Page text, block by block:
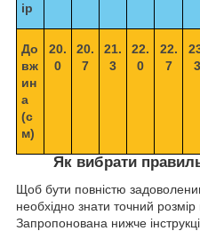
ір
До
вж
ин
а
(с
м)
20.
0
20.
7
21.
3
22.
0
22.
7
3
Як вибрати
Щоб бути повністю
необхідно знати точний
Запропонована нижче